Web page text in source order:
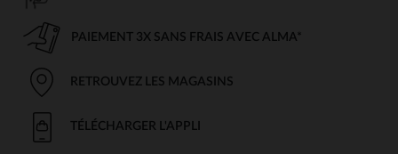
PAIEMENT 3X SANS FRAIS AVEC ALMA*
RETROUVEZ LES MAGASINS
TÉLÉCHARGER L'APPLI